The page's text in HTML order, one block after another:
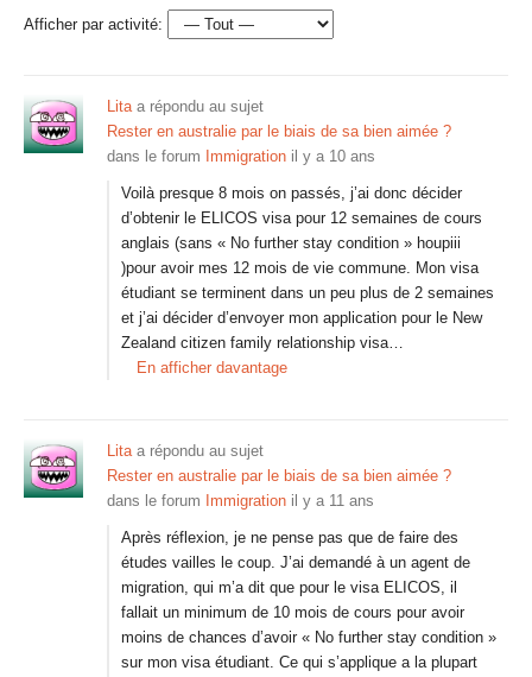
Afficher par activité:
Litaa répondu au sujet
Rester en australie par le biais de sa bien aimée ?
dans le forum Immigration il y a 10 ans
Voilà presque 8 mois on passés, j’ai donc décider
d’obtenir le ELICOS visa pour 12 semaines de cours
anglais (sans « No further stay condition » houpiii
)pour avoir mes 12 mois de vie commune. Mon visa
étudiant se terminent dans un peu plus de 2 semaines
et j’ai décider d’envoyer mon application pour le New
Zealand citizen family relationship visa…
En afficher davantage
Litaa répondu au sujet
Rester en australie par le biais de sa bien aimée ?
dans le forum Immigration il y a 11 ans
Après réflexion, je ne pense pas que de faire des
études vailles le coup. J’ai demandé à un agent de
migration, qui m’a dit que pour le visa ELICOS, il
fallait un minimum de 10 mois de cours pour avoir
moins de chances d’avoir « No further stay condition »
sur mon visa étudiant. Ce qui s’applique a la plupart